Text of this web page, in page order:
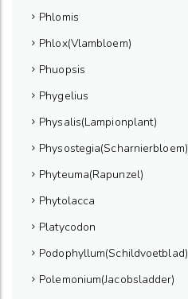
Phlomis
Phlox(Vlambloem)
Phuopsis
Phygelius
Physalis(Lampionplant)
Physostegia(Scharnierbloem)
Phyteuma(Rapunzel)
Phytolacca
Platycodon
Podophyllum(Schildvoetblad)
Polemonium(Jacobsladder)